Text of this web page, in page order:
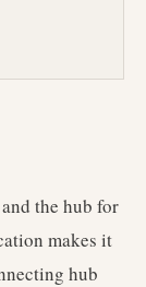
the hub for
makes it
hub